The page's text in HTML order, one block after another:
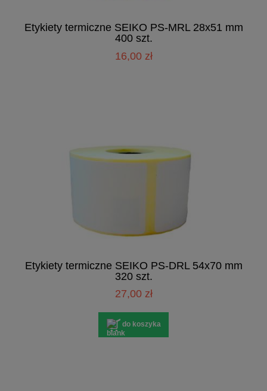
Etykiety termiczne SEIKO PS-MRL 28x51 mm
400 szt.
16,00 zł
Etykiety termiczne SEIKO PS-DRL 54x70 mm
320 szt.
27,00 zł
do koszyka